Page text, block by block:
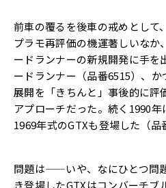
前車の覆るを後車の戒めとして
プラモ再評価の機運著しいなか、
ードランナーの新規開発に手を
ードランナー（品番6515）、 か
展開を「きちんと」 事後的に評
アプローチだった。 続く1990年
1969年式のGTXも登場した（品
問題は——いや、なにひとつ問
き登場したGTXはコンバーチブ